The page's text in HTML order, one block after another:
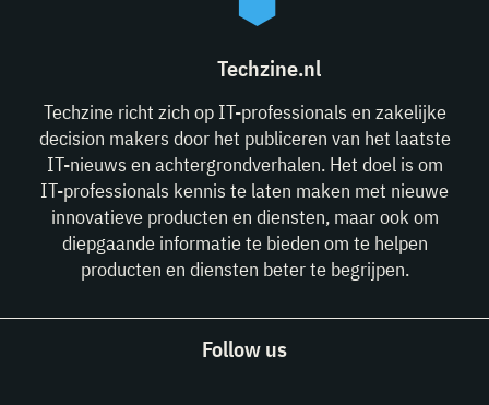
Techzine.nl
Techzine richt zich op IT-professionals en zakelijke
decision makers door het publiceren van het laatste
IT-nieuws en achtergrondverhalen. Het doel is om
IT-professionals kennis te laten maken met nieuwe
innovatieve producten en diensten, maar ook om
diepgaande informatie te bieden om te helpen
producten en diensten beter te begrijpen.
Follow us